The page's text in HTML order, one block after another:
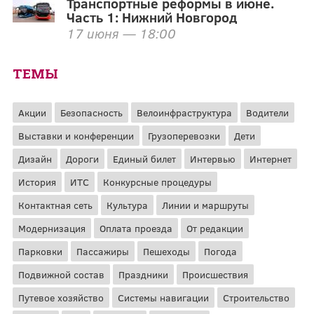
Часть 1: Нижний Новгород
17 июня — 18:00
ТЕМЫ
Акции Безопасность Велоинфраструктура
Водители
Выставки и конференции
Грузоперевозки
Дети
Дизайн
Дороги Единый билет Интервью
Интернет
История
ИТС
Конкурсные процедуры
Контактная сеть
Культура
Линии и маршруты
Модернизация
Оплата проезда
От редакции
Парковки
Пассажиры Пешеходы
Погода
Подвижной состав
Праздники
Происшествия
Путевое хозяйство
Системы навигации Строительство